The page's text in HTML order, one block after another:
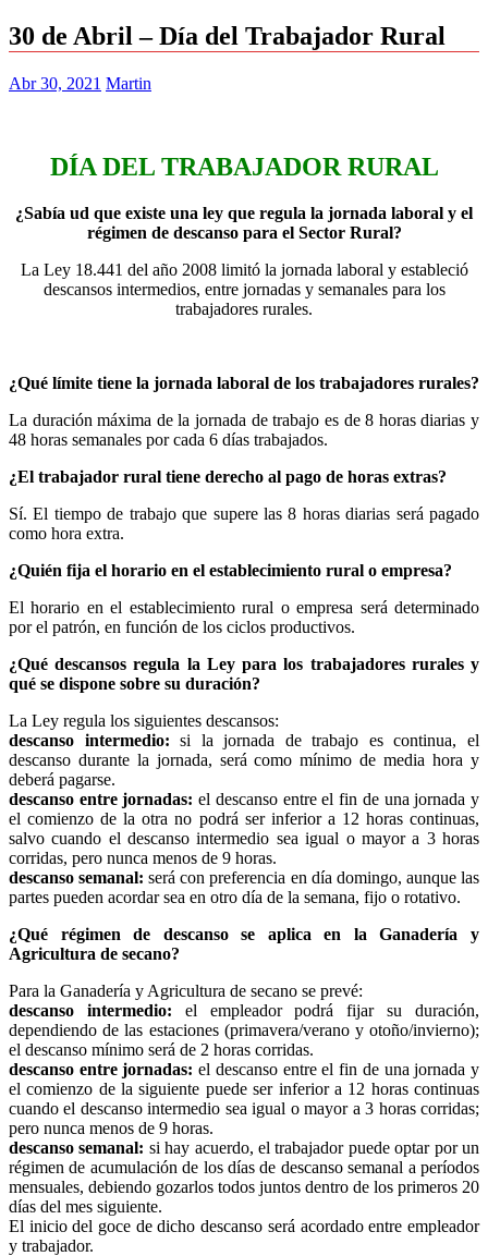
30 de Abril – Día del Trabajador Rural
Abr 30, 2021 Martin
DÍA DEL TRABAJADOR RURAL
¿Sabía ud que existe una ley que regula la jornada laboral y el
régimen de descanso para el Sector Rural?
La Ley 18.441 del año 2008 limitó la jornada laboral y estableció
descansos intermedios, entre jornadas y semanales para los
trabajadores rurales.
¿Qué límite tiene la jornada laboral de los trabajadores rurales?
La duración máxima de la jornada de trabajo es de 8 horas diarias y
48 horas semanales por cada 6 días trabajados.
¿El trabajador rural tiene derecho al pago de horas extras?
Sí. El tiempo de trabajo que supere las 8 horas diarias será pagado
como hora extra.
¿Quién fija el horario en el establecimiento rural o empresa?
El horario en el establecimiento rural o empresa será determinado
por el patrón, en función de los ciclos productivos.
¿Qué descansos regula la Ley para los trabajadores rurales y
qué se dispone sobre su duración?
La Ley regula los siguientes descansos:
descanso intermedio:si la jornada de trabajo es continua, el
descanso durante la jornada, será como mínimo de media hora y
deberá pagarse.
descanso entre jornadas:el descanso entre el fin de una jornada y
el comienzo de la otra no podrá ser inferior a 12 horas continuas,
salvo cuando el descanso intermedio sea igual o mayor a 3 horas
corridas, pero nunca menos de 9 horas.
descanso semanal:será con preferencia en día domingo, aunque las
partes pueden acordar sea en otro día de la semana, fijo o rotativo.
¿Qué régimen de descanso se aplica en la Ganadería y
Agricultura de secano?
Para la Ganadería y Agricultura de secano se prevé:
descanso intermedio: el empleador podrá fijar su duración,
dependiendo de las estaciones (primavera/verano y otoño/invierno);
el descanso mínimo será de 2 horas corridas.
descanso entre jornadas:el descanso entre el fin de una jornada y
el comienzo de la siguiente puede ser inferior a 12 horas continuas
cuando el descanso intermedio sea igual o mayor a 3 horas corridas;
pero nunca menos de 9 horas.
descanso semanal: si hay acuerdo, el trabajador puede optar por un
régimen de acumulación de los días de descanso semanal a períodos
mensuales, debiendo gozarlos todos juntos dentro de los primeros 20
días del mes siguiente.
El inicio del goce de dicho descanso será acordado entre empleador
y trabajador.